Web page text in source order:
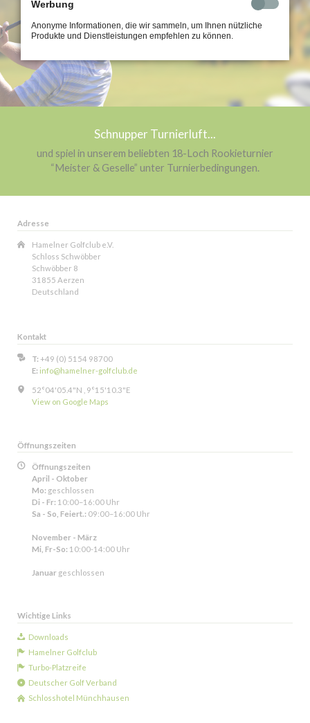
Schnupper Turnierluft...
und spiel in unserem beliebten 18-Loch Rookieturnier
“Meister & Geselle” unter Turnierbedingungen.
Adresse
Hamelner Golfclub e.V.
Schloss Schwöbber
Schwöbber 8
31855 Aerzen
Deutschland
Kontakt
T: +49 (0) 5154 98700
E: info@hamelner-golfclub.de
52°04'05.4"N , 9°15'10.3"E
View on Google Maps
Öffnungszeiten
Öffnungszeiten
April - Oktober
Mo: geschlossen
Di - Fr: 10:00–16:00 Uhr
Sa - So, Feiert.: 09:00–16:00 Uhr
November - März
Mi, Fr-So: 10:00-14:00 Uhr
Januar geschlossen
Wichtige Links
Downloads
Hamelner Golfclub
Turbo-Platzreife
Deutscher Golf Verband
Schlosshotel Münchhausen
Werbung
Anonyme Informationen, die wir sammeln, um Ihnen nützliche
Produkte und Dienstleistungen empfehlen zu können.